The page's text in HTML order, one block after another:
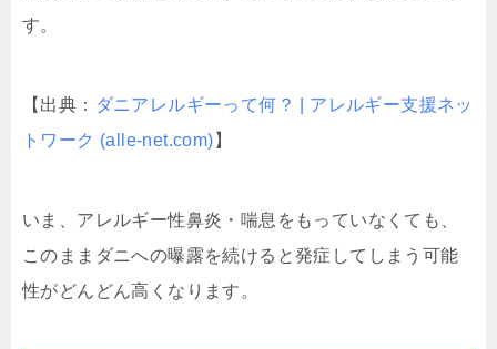
す。
【出典： ダニアレルギーって何？ | アレルギー支援ネッ
トワーク (alle-net.com) 】
いま、アレルギー性鼻炎・喘息をもっていなくても、
このままダニへの曝露を続けると発症してしまう可能
性がどんどん高くなります。